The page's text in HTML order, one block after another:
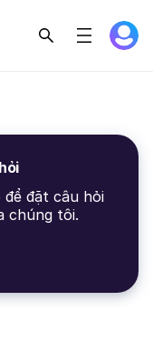
đặt câu hỏi
chúng tôi.